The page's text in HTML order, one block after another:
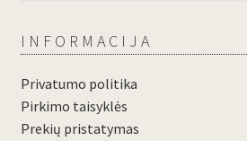
INFORMACIJA
Privatumo politika
Pirkimo taisyklės
Prekių pristatymas